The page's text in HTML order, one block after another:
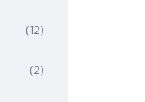
(12)
(2)